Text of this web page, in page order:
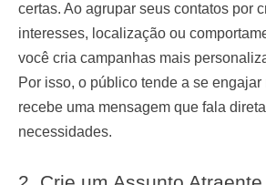
certas. Ao agrupar seus contatos por
interesses, localização ou
você cria campanhas mais
Por isso, o público tende a se
recebe uma mensagem que fala
necessidades.